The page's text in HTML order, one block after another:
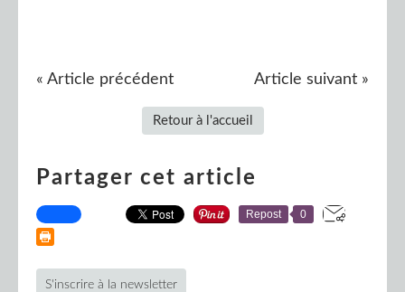
« Article précédent Article suivant »
Retour à l'accueil
Partager cet article
Repost 0
S'inscrire à la newsletter